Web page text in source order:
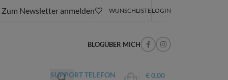
Zum Newsletter anmelden WUNSCHLISTELOGIN
BLOGÜBER MICH
SUPPORT TELEFON €0,00